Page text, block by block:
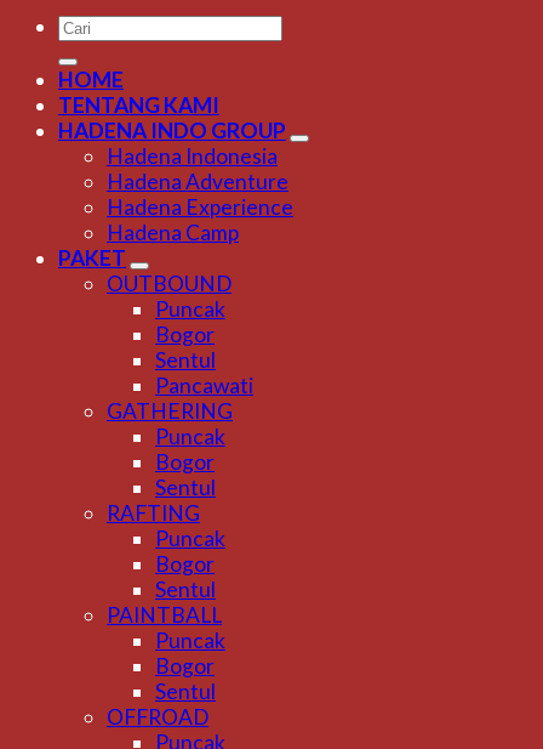
HOME
TENTANG KAMI
HADENA INDO GROUP
Hadena Indonesia
Hadena Adventure
Hadena Experience
Hadena Camp
PAKET
OUTBOUND
Puncak
Bogor
Sentul
Pancawati
GATHERING
Puncak
Bogor
Sentul
RAFTING
Puncak
Bogor
Sentul
PAINTBALL
Puncak
Bogor
Sentul
OFFROAD
Puncak